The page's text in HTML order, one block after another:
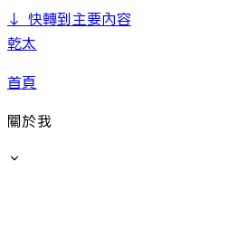
↓快轉到主要內容
乾太
首頁
關於我